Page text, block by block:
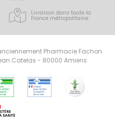
Livraison dans toute la
France métropolitaine
Pharmacie Fachon
Catelas - 80000 Amiens